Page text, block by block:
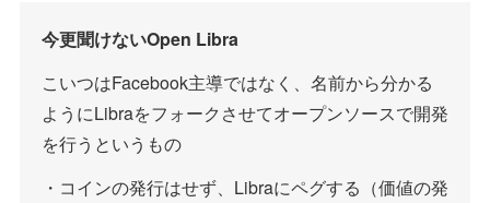
今更聞けないOpen Libra
こいつはFacebook主導ではなく、名前から分かる
ようにLibraをフォークさせてオープンソースで開発
を行うというもの
・コインの発行はせず、Libraにペグする（価値の発